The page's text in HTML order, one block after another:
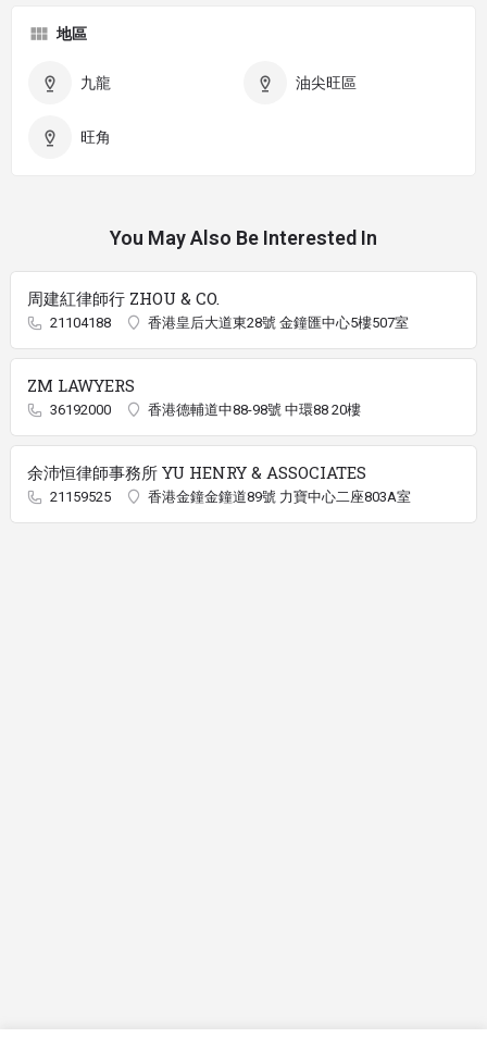
地區
九龍 油尖旺區
旺角
You May Also Be Interested In
周建紅律師行 ZHOU & CO.
21104188 香港皇后大道東28號 金鐘匯中心5樓507室
ZM LAWYERS
36192000 香港德輔道中88-98號 中環88 20樓
余沛恒律師事務所 YU HENRY & ASSOCIATES
21159525 香港金鐘金鐘道89號 力寶中心二座803A室